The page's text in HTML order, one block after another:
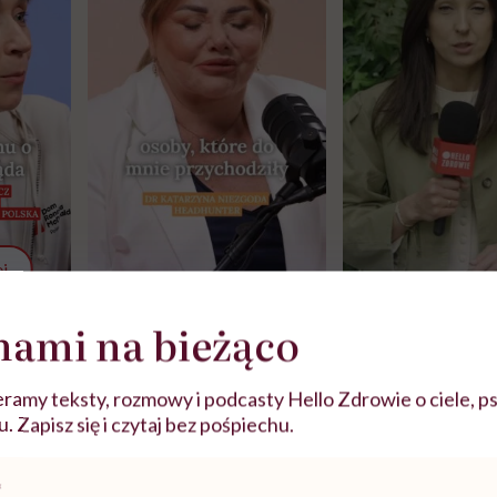
tylko
"Jestem w ciąży, co mi się
należy?". Headhunter o
zmianie pokoleniowej u
kobiet w ciąży na rynku
pracy
atakach paniki.
na bieżąco
teksty, rozmowy i podcasty Hello Zdrowie o ciele,
Zapisz się i czytaj bez pośpiechu.